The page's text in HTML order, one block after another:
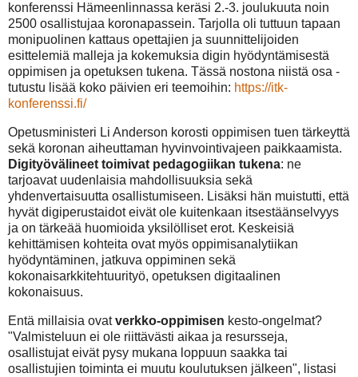
konferenssi Hämeenlinnassa keräsi 2.-3. joulukuuta noin
2500 osallistujaa koronapassein. Tarjolla oli tuttuun tapaan
monipuolinen kattaus opettajien ja suunnittelijoiden
esittelemiä malleja ja kokemuksia digin hyödyntämisestä
oppimisen ja opetuksen tukena. Tässä nostona niistä osa -
tutustu lisää koko päivien eri teemoihin: https://itk-
konferenssi.fi/
Opetusministeri Li Anderson korosti oppimisen tuen tärkeyttä
sekä koronan aiheuttaman hyvinvointivajeen paikkaamista.
Digityövälineet toimivat pedagogiikan tukena: ne
tarjoavat uudenlaisia mahdollisuuksia sekä
yhdenvertaisuutta osallistumiseen. Lisäksi hän muistutti, että
hyvät digiperustaidot eivät ole kuitenkaan itsestäänselvyys
ja on tärkeää huomioida yksilölliset erot. Keskeisiä
kehittämisen kohteita ovat myös oppimisanalytiikan
hyödyntäminen, jatkuva oppiminen sekä
kokonaisarkkitehtuurityö, opetuksen digitaalinen
kokonaisuus.
Entä millaisia ovatverkko-oppimisen kesto-ongelmat?
"Valmisteluun ei ole riittävästi aikaa ja resursseja,
osallistujat eivät pysy mukana loppuun saakka tai
osallistujien toiminta ei muutu koulutuksen jälkeen", listasi